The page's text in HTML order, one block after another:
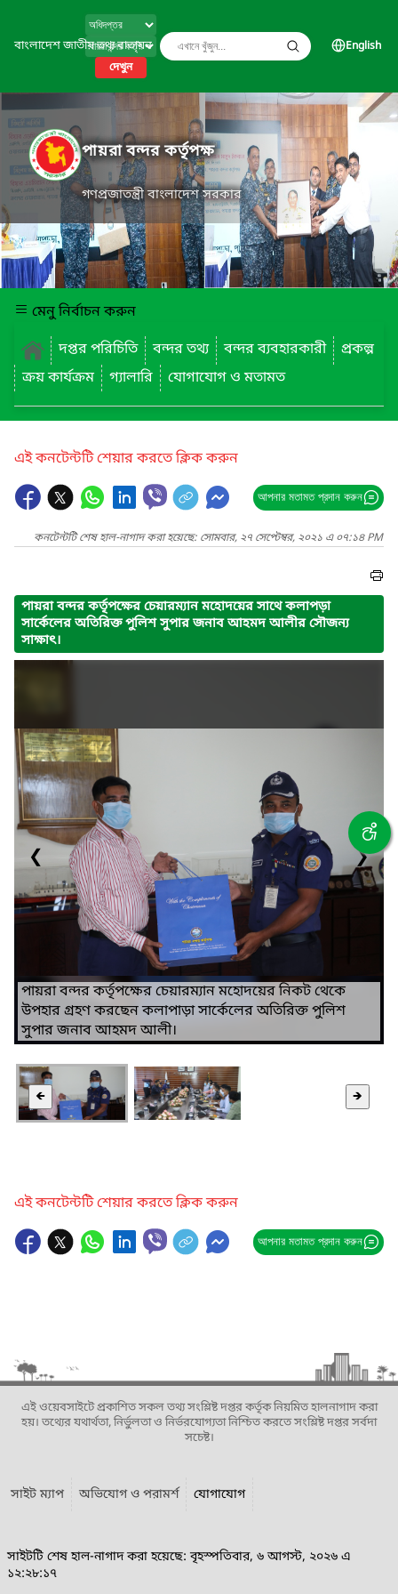
বাংলাদেশ জাতীয় তথ্য বাতায়ন
দেখুন
English
পায়রা বন্দর কর্তৃপক্ষ
গণপ্রজাতন্ত্রী বাংলাদেশ সরকার
মেনু নির্বাচন করুন
দপ্তর পরিচিতি
বন্দর তথ্য বন্দর ব্যবহারকারী
প্রকল্প
ক্রয় কার্যক্রম
গ্যালারি যোগাযোগ ও মতামত
এই কনটেন্টটি শেয়ার করতে ক্লিক করুন
আপনার মতামত প্রদান করুন
কনটেন্টটি শেষ হাল-নাগাদ করা হয়েছে: সোমবার, ২৭ সেপ্টেম্বর, ২০২১ এ ০৭:১৪ PM
পায়রা বন্দর কর্তৃপক্ষের চেয়ারম্যান মহোদয়ের সাথে কলাপড়া
সার্কেলের অতিরিক্ত পুলিশ সুপার জনাব আহমদ আলীর সৌজন্য
সাক্ষাৎ।
পায়রা বন্দর কর্তৃপক্ষের চেয়ারম্যান মহোদয়ের নিকট থেকে
উপহার গ্রহণ করছেন কলাপাড়া সার্কেলের অতিরিক্ত পুলিশ
সুপার জনাব আহমদ আলী।
❮ ❯
🡸 🡺
এই কনটেন্টটি শেয়ার করতে ক্লিক করুন
আপনার মতামত প্রদান করুন
এই ওয়েবসাইটে প্রকাশিত সকল তথ্য সংশ্লিষ্ট দপ্তর কর্তৃক নিয়মিত হালনাগাদ করা
হয়। তথ্যের যথার্থতা, নির্ভুলতা ও নির্ভরযোগ্যতা নিশ্চিত করতে সংশ্লিষ্ট দপ্তর সর্বদা
সচেষ্ট।
সাইট ম্যাপ অভিযোগ ও পরামর্শ যোগাযোগ
সাইটটি শেষ হাল-নাগাদ করা হয়েছে: বৃহস্পতিবার, ৬ আগস্ট, ২০২৬ এ
১২:২৮:১৭